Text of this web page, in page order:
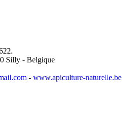
Silly - Belgique
- www.apiculture-naturelle.be